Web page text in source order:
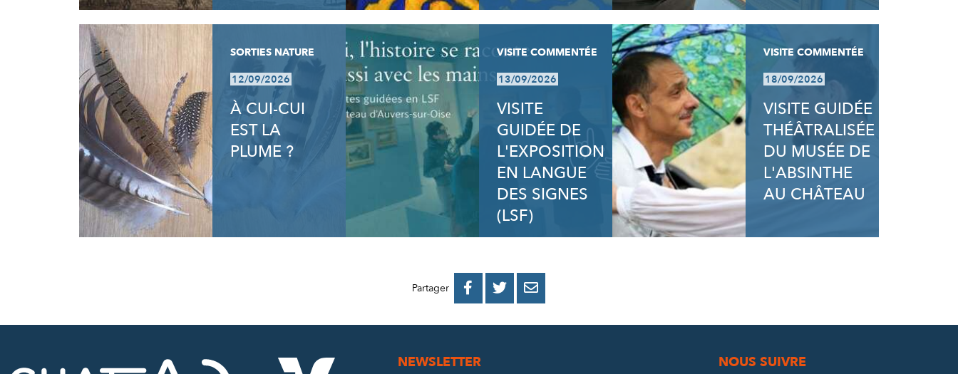
SORTIES NATURE
12/09/2026
À CUI-CUI
EST LA
PLUME ?
VISITE COMMENTÉE
13/09/2026
VISITE
GUIDÉE DE
L'EXPOSITION
EN LANGUE
DES SIGNES
(LSF)
VISITE COMMENTÉE
18/09/2026
VISITE GUIDÉE
THÉÂTRALISÉE
DU MUSÉE DE
L'ABSINTHE
AU CHÂTEAU
Partager 
PARTAGER
PARTAGER
PARTAGER
NEWSLETTER NOUS SUIVRE